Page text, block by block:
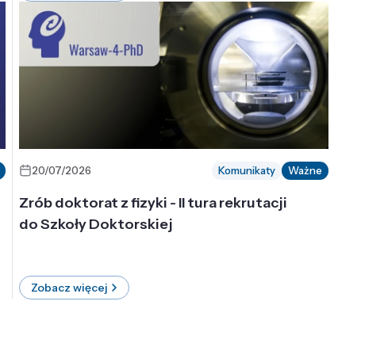
20/07/2026 Komunikaty Ważne
Zrób doktorat z fizyki - II tura rekrutacji
do Szkoły Doktorskiej
Zobacz więcej